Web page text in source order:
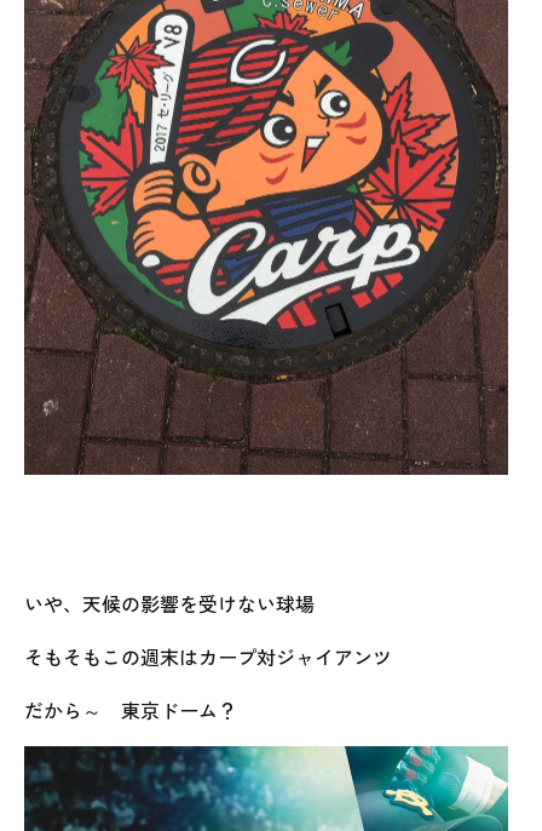
いや、天候の影響を受けない球場
そもそもこの週末はカープ対ジャイアンツ
だから～ 東京ドーム？